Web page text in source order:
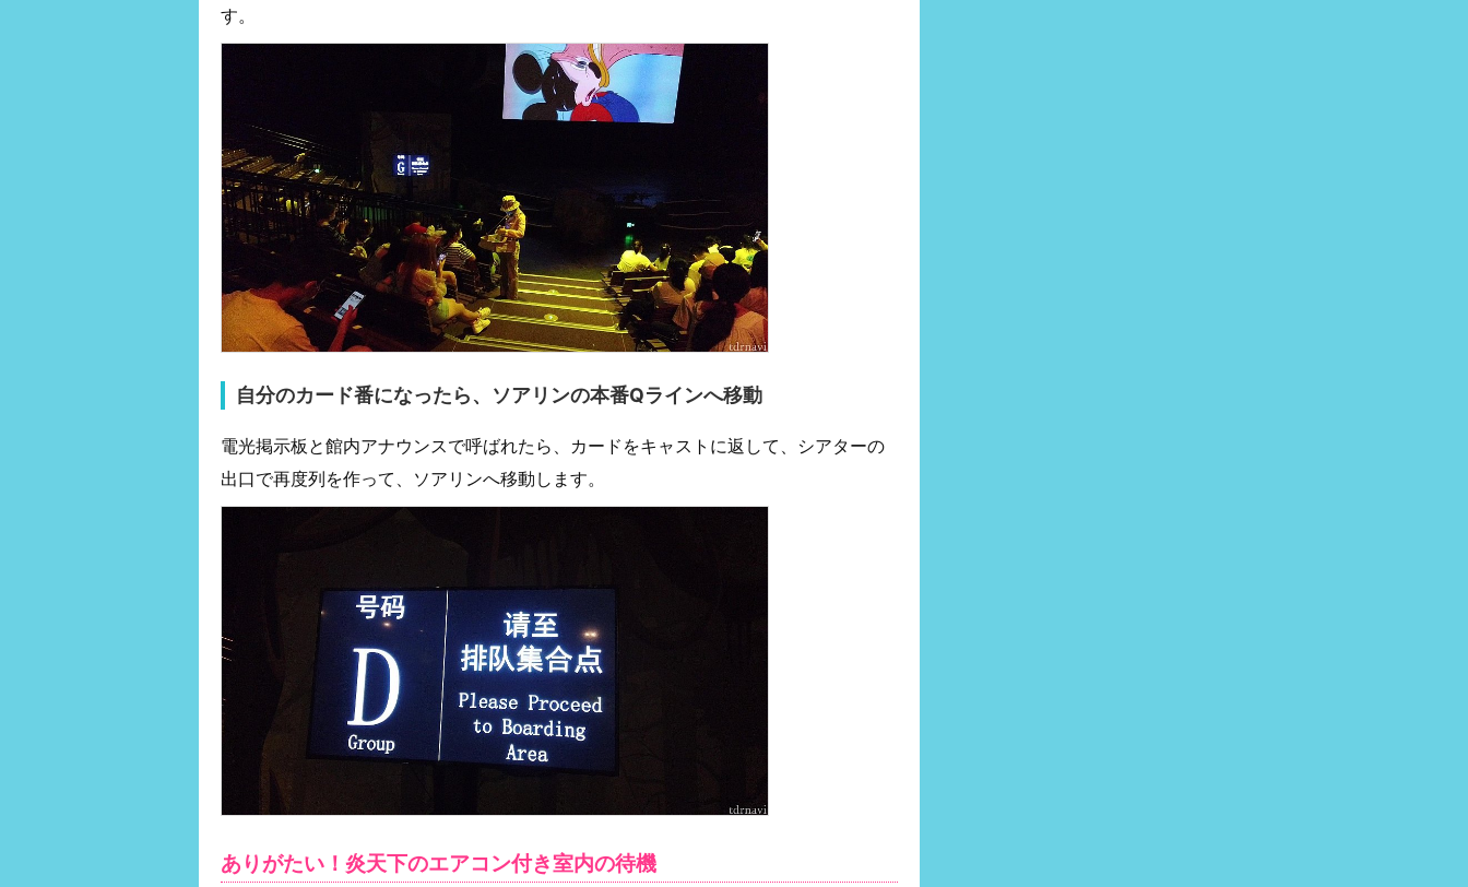
す。
自分のカード番になったら、ソアリンの本番Qラインへ移動
電光掲示板と館内アナウンスで呼ばれたら、カードをキャストに返して、シアターの
出口で再度列を作って、ソアリンへ移動します。
ありがたい！炎天下のエアコン付き室内の待機